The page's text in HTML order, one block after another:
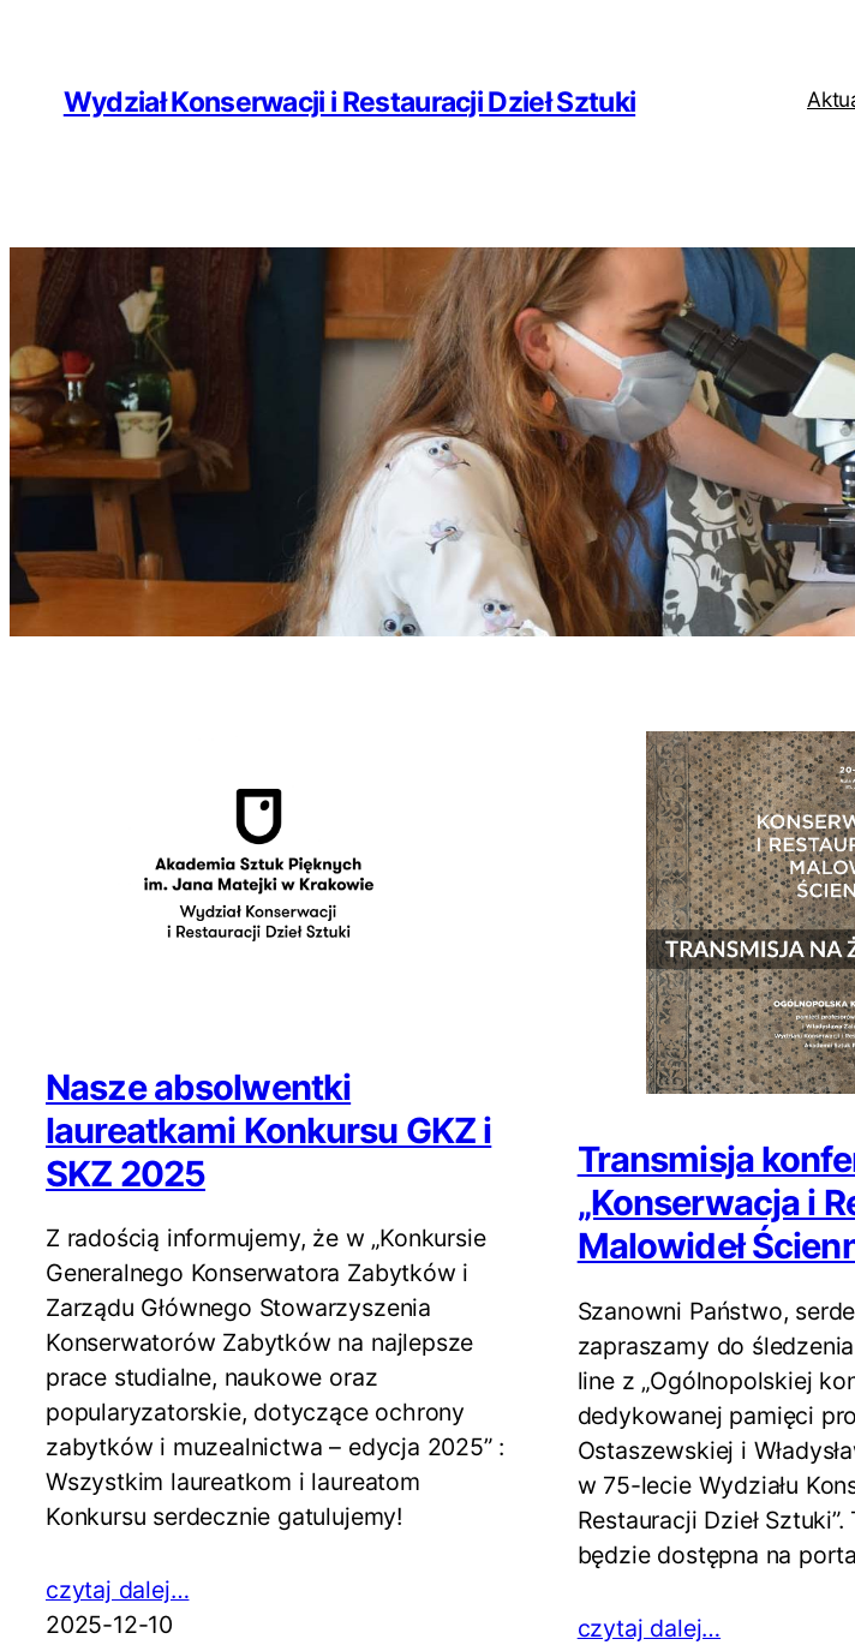
Wydział Konserwacji i Restauracji Dzieł Sztuki
Nasze absolwentki
laureatkami Konkursu GKZ i
SKZ 2025
Z radością informujemy, że w „Konkursie
Generalnego Konserwatora Zabytków i
Zarządu Głównego Stowarzyszenia
Konserwatorów Zabytków na najlepsze
prace studialne, naukowe oraz
popularyzatorskie, dotyczące ochrony
zabytków i muzealnictwa – edycja 2025” :
Wszystkim laureatkom i laureatom
Konkursu serdecznie gatulujemy!
czytaj dalej…
2025-12-10
Transmisja
„Konserwacja i
Malowideł
Szanowni Państwo,
zapraszamy do
line z „Ogólnopolskiej
dedykowanej pamięci
Ostaszewskiej i
w 75-lecie Wydziału
Restauracji Dzieł
będzie dostępna na
czytaj dalej…